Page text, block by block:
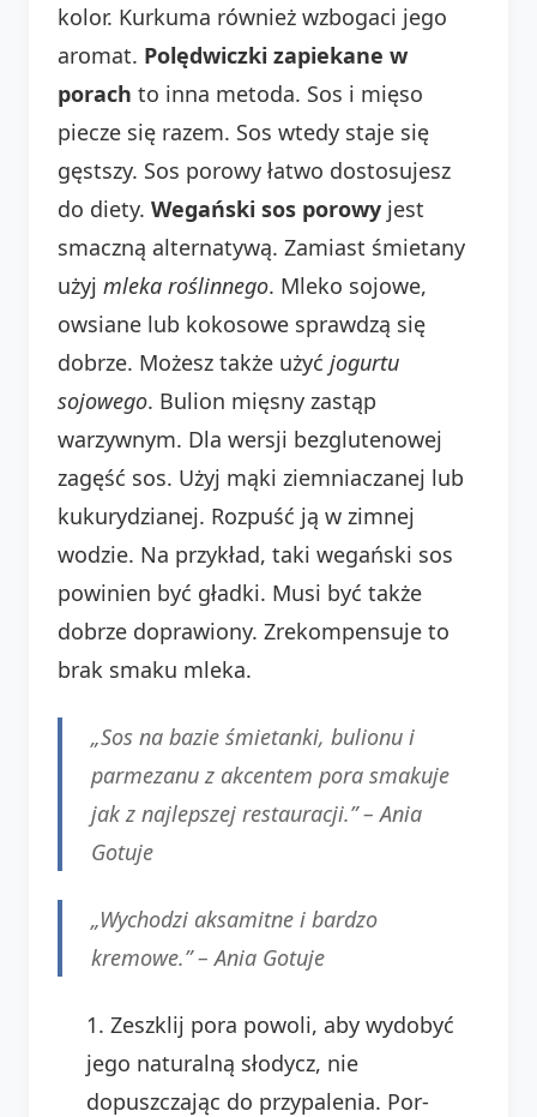
kolor. Kurkuma również wzbogaci jego
aromat. Polędwiczki zapiekane w
porach to inna metoda. Sos i mięso
piecze się razem. Sos wtedy staje się
gęstszy. Sos porowy łatwo dostosujesz
do diety. Wegański sos porowy jest
smaczną alternatywą. Zamiast śmietany
użyj mleka roślinnego. Mleko sojowe,
owsiane lub kokosowe sprawdzą się
dobrze. Możesz także użyć jogurtu
sojowego. Bulion mięsny zastąp
warzywnym. Dla wersji bezglutenowej
zagęść sos. Użyj mąki ziemniaczanej lub
kukurydzianej. Rozpuść ją w zimnej
wodzie. Na przykład, taki wegański sos
powinien być gładki. Musi być także
dobrze doprawiony. Zrekompensuje to
brak smaku mleka.
„Sos na bazie śmietanki, bulionu i
parmezanu z akcentem pora smakuje
jak z najlepszej restauracji.” – Ania
Gotuje
„Wychodzi aksamitne i bardzo
kremowe.” – Ania Gotuje
Zeszklij pora powoli, aby wydobyć
jego naturalną słodycz, nie
dopuszczając do przypalenia. Por-